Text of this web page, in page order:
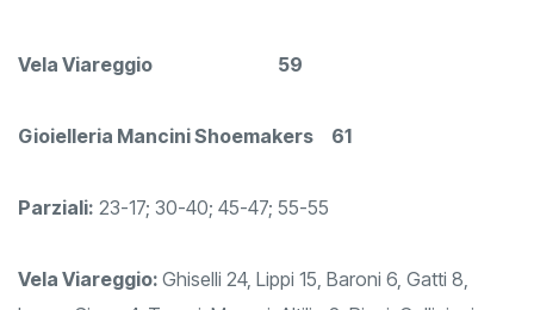
Vela Viareggio 59
Gioielleria Mancini Shoemakers 61
Parziali: 23-17; 30-40; 45-47; 55-55
Vela Viareggio: Ghiselli 24, Lippi 15, Baroni 6, Gatti 8,